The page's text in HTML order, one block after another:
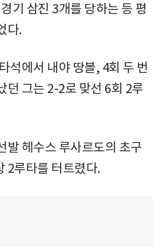
기 삼진 3개를 당하는 등 평
다.
석에서 내야 땅볼, 4회 두 번
던 그는 2-2로 맞선 6회 2루
발 헤수스 루사르도의 초구
2루타를 터트렸다.